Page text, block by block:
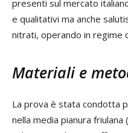
presenti sul mercato
e qualitativi ma anche
nitrati, operando in regime
Materiali e
La prova è stata condotta
nella media pianura friulana